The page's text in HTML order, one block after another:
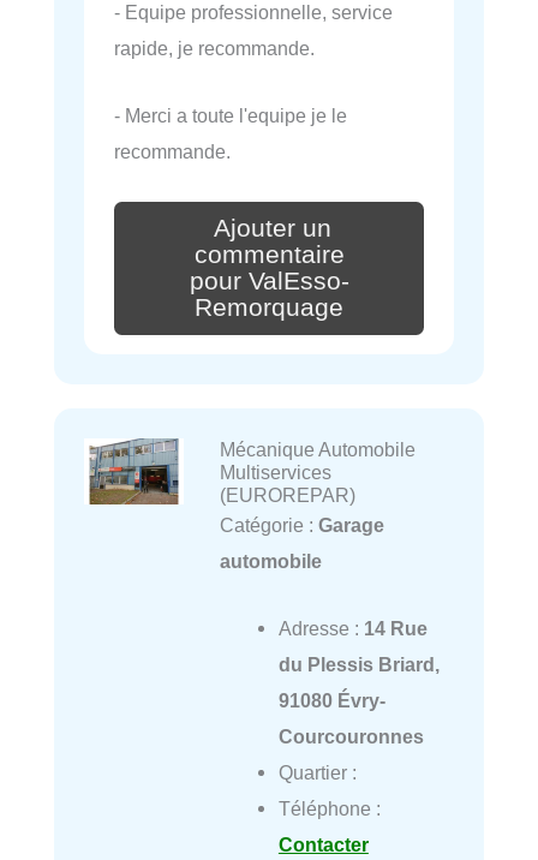
- Equipe professionnelle, service
rapide, je recommande.
- Merci a toute l'equipe je le
recommande.
Ajouter un
commentaire
pour ValEsso-
Remorquage
Mécanique Automobile
Multiservices
(EUROREPAR)
Catégorie : Garage
automobile
Adresse : 14 Rue
du Plessis Briard,
91080 Évry-
Courcouronnes
Quartier :
Téléphone :
Contacter